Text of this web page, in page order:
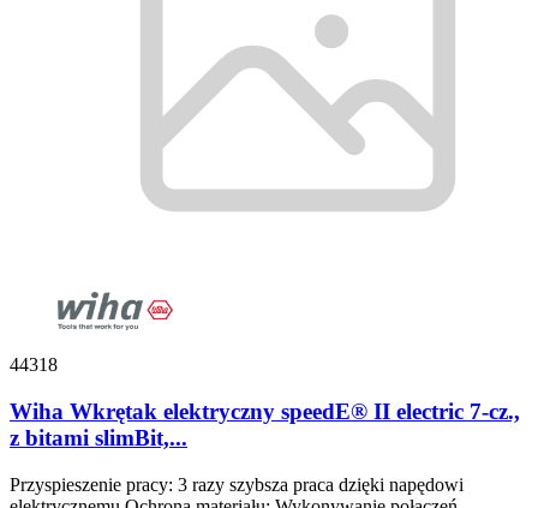
44318
Wiha Wkrętak elektryczny speedE® II electric 7-cz.,
z bitami slimBit,...
Przyspieszenie pracy: 3 razy szybsza praca dzięki napędowi